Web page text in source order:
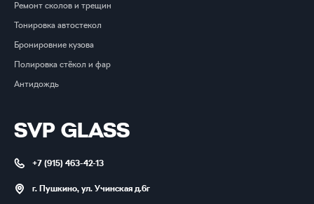
SVP GLASS
+7 (915) 463-42-13
г. Пушкино, ул. Учинская д.6г
Ремонт сколов и трещин
Тонировка автостекол
Бронировние кузова
Полировка стёкол и фар
Антидождь